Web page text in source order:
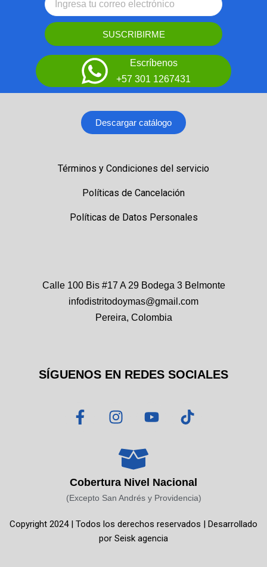
SUSCRIBIRME
Escríbenos
+57 301 1267431
Descargar catálogo
Términos y Condiciones del servicio
Políticas de Cancelación
Políticas de Datos Personales
Calle 100 Bis #17 A 29 Bodega 3 Belmonte
infodistritodoymas@gmail.com
Pereira, Colombia
SÍGUENOS EN REDES SOCIALES
F
a
o
o
-
I
n
t
a
g
r
m
Y
o
b
e
T
i
k
Cobertura Nivel Nacional
(Excepto San Andrés y Providencia)
Copyright 2024 | Todos los derechos reservados | Desarrollado
por Seisk agencia